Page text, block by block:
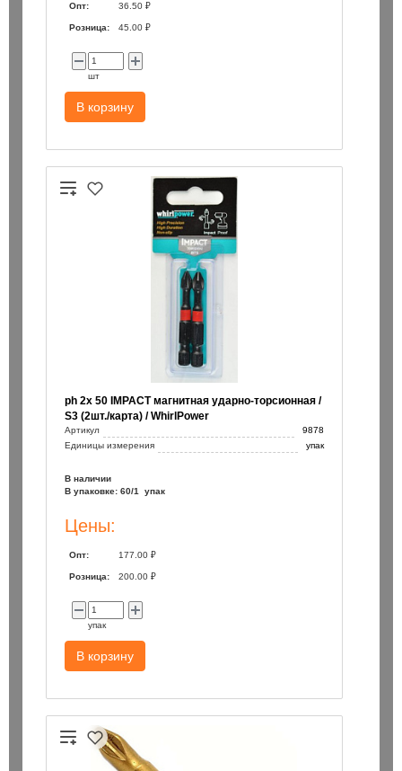
Опт: 36.50 ₽
Розница: 45.00 ₽
шт
В корзину
ph 2х 50 IMPACT магнитная ударно-торсионная /
S3 (2шт./карта) / WhirlPower
Артикул
9878
Единицы измерения
упак
В наличии
В упаковке: 60/1 упак
Цены:
Опт: 177.00 ₽
Розница: 200.00 ₽
упак
В корзину